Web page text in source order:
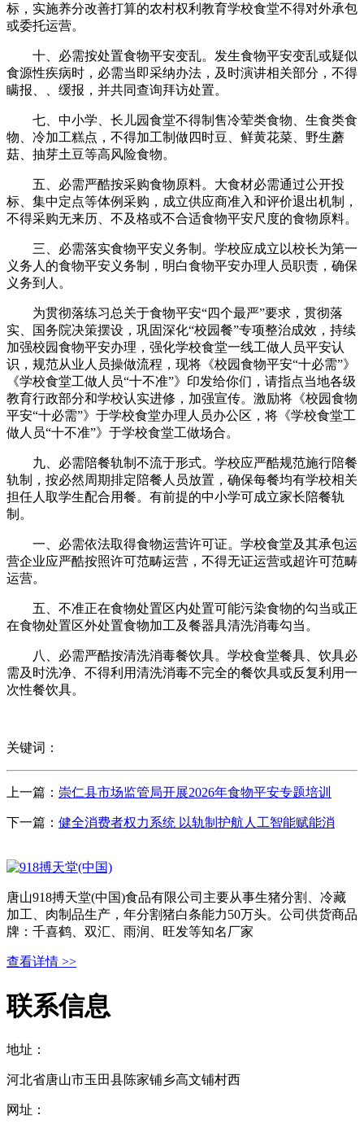
标，实施养分改善打算的农村权利教育学校食堂不得对外承包
或委托运营。
十、必需按处置食物平安变乱。发生食物平安变乱或疑似
食源性疾病时，必需当即采纳办法，及时演讲相关部分，不得
瞒报、、缓报，并共同查询拜访处置。
七、中小学、长儿园食堂不得制售冷荤类食物、生食类食
物、冷加工糕点，不得加工制做四时豆、鲜黄花菜、野生蘑
菇、抽芽土豆等高风险食物。
五、必需严酷按采购食物原料。大食材必需通过公开投
标、集中定点等体例采购，成立供应商准入和评价退出机制，
不得采购无来历、不及格或不合适食物平安尺度的食物原料。
三、必需落实食物平安义务制。学校应成立以校长为第一
义务人的食物平安义务制，明白食物平安办理人员职责，确保
义务到人。
为贯彻落练习总关于食物平安“四个最严”要求，贯彻落
实、国务院决策摆设，巩固深化“校园餐”专项整治成效，持续
加强校园食物平安办理，强化学校食堂一线工做人员平安认
识，规范从业人员操做流程，现将《校园食物平安“十必需”》
《学校食堂工做人员“十不准”》印发给你们，请指点当地各级
教育行政部分和学校认实进修，加强宣传。激励将《校园食物
平安“十必需”》于学校食堂办理人员办公区，将《学校食堂工
做人员“十不准”》于学校食堂工做场合。
九、必需陪餐轨制不流于形式。学校应严酷规范施行陪餐
轨制，按必然周期排定陪餐人员放置，确保每餐均有学校相关
担任人取学生配合用餐。有前提的中小学可成立家长陪餐轨
制。
一、必需依法取得食物运营许可证。学校食堂及其承包运
营企业应严酷按照许可范畴运营，不得无证运营或超许可范畴
运营。
五、不准正在食物处置区内处置可能污染食物的勾当或正
在食物处置区外处置食物加工及餐器具清洗消毒勾当。
八、必需严酷按清洗消毒餐饮具。学校食堂餐具、饮具必
需及时洗净、不得利用清洗消毒不完全的餐饮具或反复利用一
次性餐饮具。
关键词：
上一篇： 崇仁县市场监管局开展2026年食物平安专题培训
下一篇： 健全消费者权力系统 以轨制护航人工智能赋能消
唐山918搏天堂(中国)食品有限公司主要从事生猪分割、冷藏
加工、肉制品生产，年分割猪白条能力50万头。公司供货商品
牌：千喜鹤、双汇、雨润、旺发等知名厂家
查看详情 >>
联系信息
地址：
河北省唐山市玉田县陈家铺乡高文铺村西
网址：